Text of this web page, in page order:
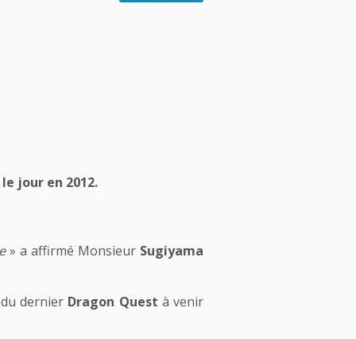
jour en 2012.
» a affirmé Monsieur Sugiyama
dernier Dragon Quest à venir